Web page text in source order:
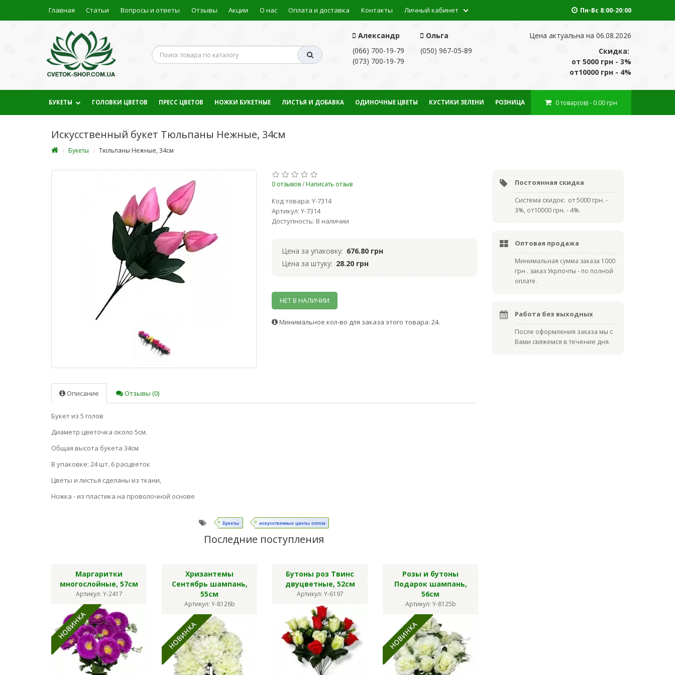
Главная Статьи Вопросы и ответы Отзывы Акции О нас Оплата и доставка Контакты Личный кабинет Пн-Вс 8:00-20:00
Александр
(066) 700-19-79
(073) 700-19-79
Ольга
(050) 967-05-89
Цена актуальна на 06.08.2026
Скидка:
от 5000 грн - 3%
от10000 грн - 4%
0товар(ов)- 0.00 грн
БУКЕТЫ ГОЛОВКИ ЦВЕТОВ ПРЕСС ЦВЕТОВ НОЖКИ БУКЕТНЫЕ ЛИСТЬЯ И ДОБАВКА ОДИНОЧНЫЕ ЦВЕТЫ КУСТИКИ ЗЕЛЕНИ РОЗНИЦА
Искусственный букет Тюльпаны Нежные, 34см
Букеты Тюльпаны Нежные, 34см
0 отзывов/ Написать отзыв
Код товара: Y-7314
Артикул: Y-7314
Доступность: В наличии
Цена за упаковку: 676.80 грн
Цена за штуку: 28.20 грн
НЕТ В НАЛИЧИИ
Минимальное кол-во для заказа этого товара: 24.
Описание Отзывы (0)
Букет из 5 голов
Диаметр цветочка около 5см.
Общая высота букета 34см
В упаковке: 24 шт. 6 расцветок
Цветы и листья сделаны из ткани,
Ножка - из пластика на проволочной основе
Букеты искусственные цветы оптом
Последние поступления
Маргаритки
многослойные, 57см
Артикул: Y-2417
Хризантемы
Сентябрь шампань,
55см
Артикул: Y-8126b
Бутоны роз Твинс
двуцветные, 52см
Артикул: Y-6197
Розы и бутоны
Подарок шампань,
56см
Артикул: Y-8125b
Постоянная скидка
Система скидок: от 5000 грн. -
3%, от10000 грн. - 4%.
Оптовая продажа
Минимальная сумма заказа 1000
грн . заказ Укрпочты - по полной
оплате.
Работа без выходных
После оформления заказа мы с
Вами свяжемся в течение дня.